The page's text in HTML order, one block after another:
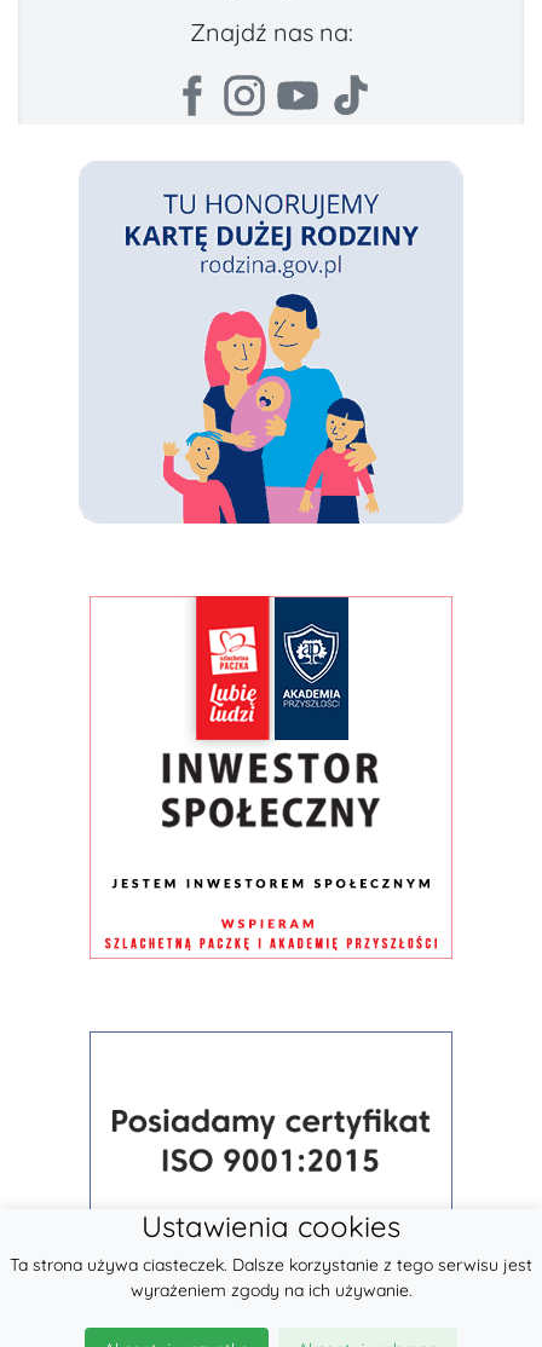
Znajdź nas na:
Ustawienia cookies
Ta strona używa ciasteczek. Dalsze korzystanie z tego serwisu jest
wyrażeniem zgody na ich używanie.